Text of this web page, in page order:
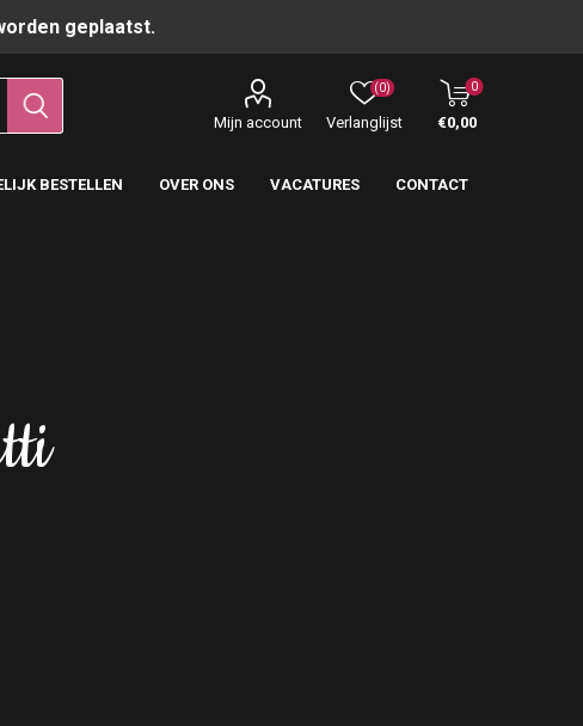
geplaatst.
Mijn account Verlanglijst
(0) 0
€0,00
BESTELLEN OVER ONS VACATURES CONTACT